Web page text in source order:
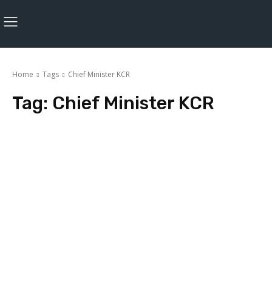
Home Tags Chief Minister KCR
Tag: Chief Minister KCR